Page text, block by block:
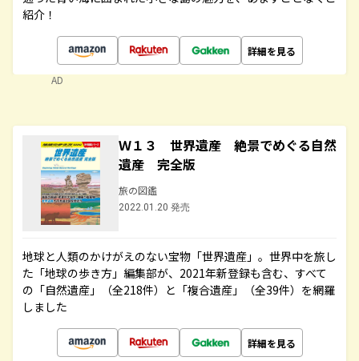
紹介！
詳細を見る
AD
Ｗ１３ 世界遺産 絶景でめぐる自然
遺産 完全版
旅の図鑑
2022.01.20 発売
地球と人類のかけがえのない宝物「世界遺産」。世界中を旅し
た「地球の歩き方」編集部が、2021年新登録も含む、すべて
の「自然遺産」（全218件）と「複合遺産」（全39件）を網羅
しました
詳細を見る